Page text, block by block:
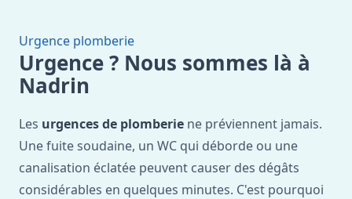
Urgence plomberie
Urgence ? Nous sommes là à
Nadrin
Les urgences de plomberie ne préviennent jamais.
Une fuite soudaine, un WC qui déborde ou une
canalisation éclatée peuvent causer des dégâts
considérables en quelques minutes. C'est pourquoi